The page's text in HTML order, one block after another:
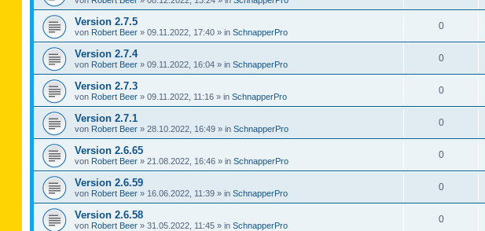
Version 2.7.5
von Robert Beer » 09.11.2022, 17:40 » in SchnapperPro
0
Version 2.7.4
von Robert Beer » 09.11.2022, 16:04 » in SchnapperPro
0
Version 2.7.3
von Robert Beer » 09.11.2022, 11:16 » in SchnapperPro
0
Version 2.7.1
von Robert Beer » 28.10.2022, 16:49 » in SchnapperPro
0
Version 2.6.65
von Robert Beer » 21.08.2022, 16:46 » in SchnapperPro
0
Version 2.6.59
von Robert Beer » 16.06.2022, 11:39 » in SchnapperPro
0
Version 2.6.58
von Robert Beer » 31.05.2022, 11:45 » in SchnapperPro
0